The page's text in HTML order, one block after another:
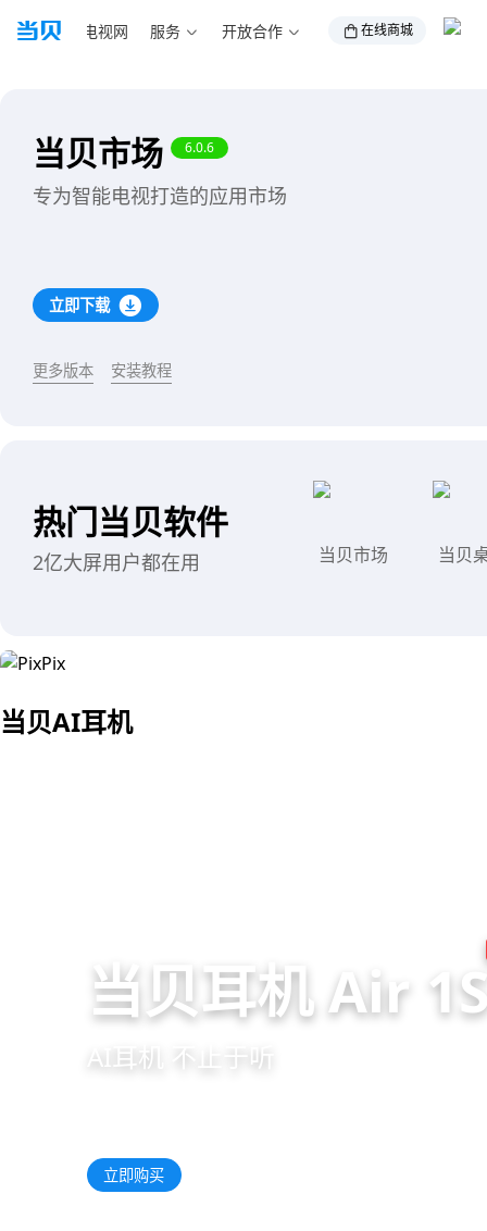
载 智能电视网 服务 开放合作 在线商城
当贝市场 6.0.6
专为智能电视打造的应用市场
立即下载
更多版本 安装教程
热门当贝软件
2亿大屏用户都在用 当贝市场 当贝
当贝AI耳机
当贝耳机 Air
AI耳机 不止于听
立即购买